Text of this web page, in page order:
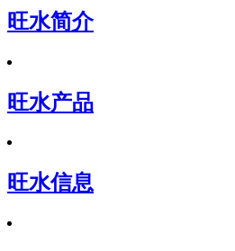
旺水简介
旺水产品
旺水信息